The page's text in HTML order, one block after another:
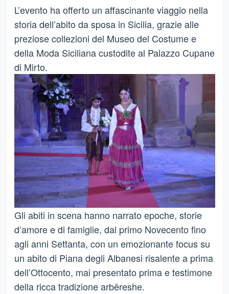
L’evento ha offerto un affascinante viaggio nella
storia dell’abito da sposa in Sicilia, grazie alle
preziose collezioni del Museo del Costume e
della Moda Siciliana custodite al Palazzo Cupane
di Mirto.
Gli abiti in scena hanno narrato epoche, storie
d’amore e di famiglie, dal primo Novecento fino
agli anni Settanta, con un emozionante focus su
un abito di Piana degli Albanesi risalente a prima
dell’Ottocento, mai presentato prima e testimone
della ricca tradizione arbëreshe.